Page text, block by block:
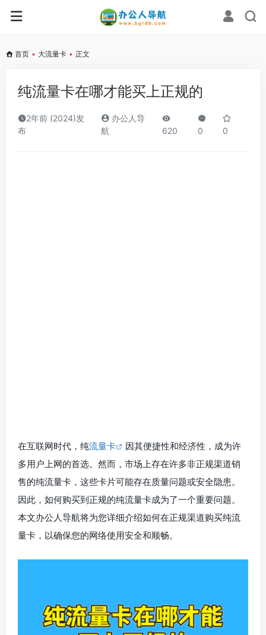
首页 • 大流量卡 • 正文
纯流量卡在哪才能买上正规的
2年前 (2024)发
布
办公人导
航
620 0 0
在互联网时代，纯流量卡
因其便捷性和经济性，成为许
多用户上网的首选。然而，市场上存在许多非正规渠道销
售的纯流量卡，这些卡片可能存在质量问题或安全隐患。
因此，如何购买到正规的纯流量卡成为了一个重要问题。
本文办公人导航将为您详细介绍如何在正规渠道购买纯流
量卡，以确保您的网络使用安全和顺畅。